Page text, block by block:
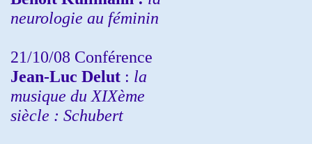
neurologie au féminin
21/10/08 Conférence
Jean-Luc Delut : la
musique du XIXème
siècle : Schubert